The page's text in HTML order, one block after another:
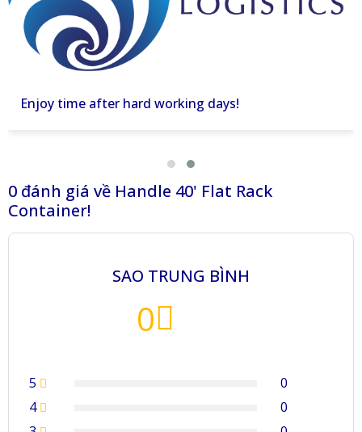
Enjoy time after hard working days!
0 đánh giá về Handle 40' Flat Rack
Container!
SAO TRUNG BÌNH
0
5
0
4
0